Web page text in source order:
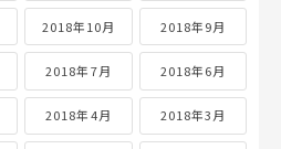
2018年10月 2018年9月
2018年7月 2018年6月
2018年4月 2018年3月